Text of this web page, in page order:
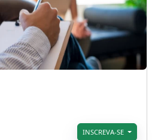
INSCREVA-SE